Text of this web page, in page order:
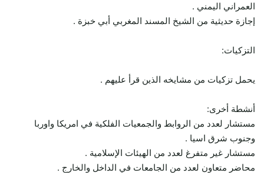
العمراني اليمني .
إجازة حديثية من الشيخ المسند المغربي أبي خبزة .
التزكيات:
يحمل تزكيات من مشايخه الذين قرأ عليهم .
أنشطة أخرى:
مستشار لعدد من الروابط والجمعيات الفلكية في امريكا واوربا
وجنوب شرق اسيا .
مستشار غير متفرغ لعدد من الهيئات الإسلامية .
محاضر متعاون لعدد من الجامعات في الداخل والخارج .